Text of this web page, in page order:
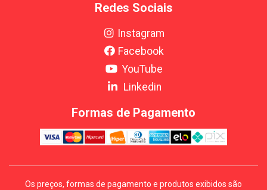
Redes Sociais
Instagram
Facebook
YouTube
Linkedin
Formas de Pagamento
Os preços, formas de pagamento e produtos exibidos são